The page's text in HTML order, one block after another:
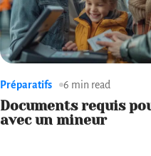
Préparatifs 6 min read
Documents requis
avec un mineur